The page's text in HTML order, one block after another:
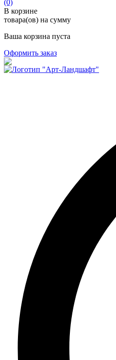
(0)
В корзине
товара(ов) на сумму
Ваша корзина пуста
Оформить заказ